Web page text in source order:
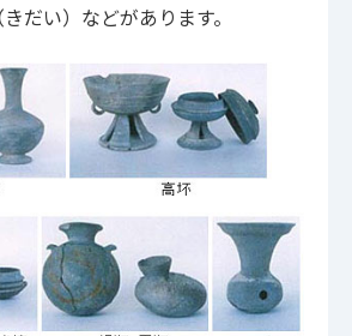
だい）などがあります。